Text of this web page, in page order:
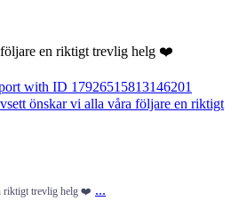
en riktigt trevlig helg ❤️
with ID 17926515813146201
riktigt trevlig helg ❤️ ...